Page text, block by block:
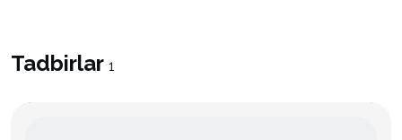
Tadbirlar 1